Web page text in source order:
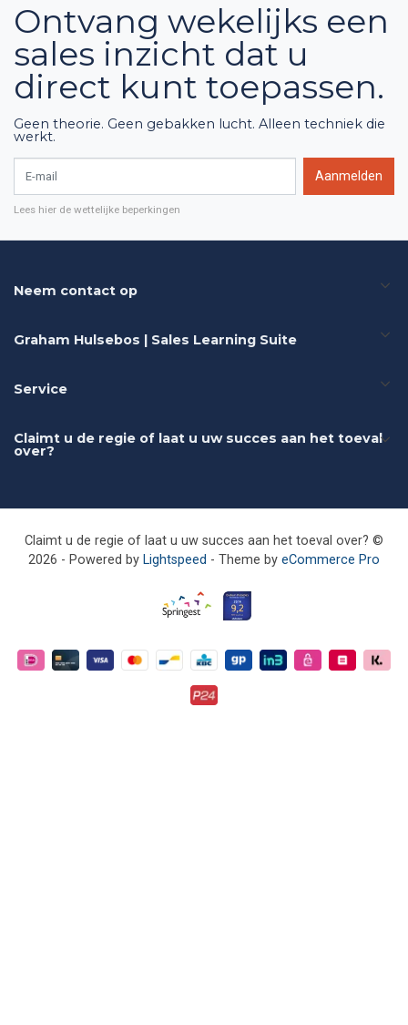
Ontvang wekelijks een
sales inzicht dat u
direct kunt toepassen.
Geen theorie. Geen gebakken lucht. Alleen techniek die
werkt.
Aanmelden
Lees hier de wettelijke beperkingen
Neem contact op
Graham Hulsebos | Sales Learning Suite
Service
Claimt u de regie of laat u uw succes aan het toeval
over?
Claimt u de regie of laat u uw succes aan het toeval over? ©
2026 - Powered by Lightspeed - Theme by eCommerce Pro